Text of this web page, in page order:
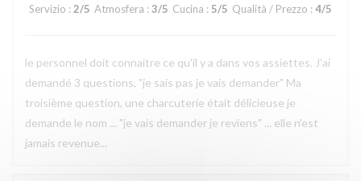
Servizio : 2/5 Atmosfera : 3/5 Cucina : 5/5 Qualità / Prezzo : 4/5
le personnel doit connaitre ce qu'il y a dans vos assiettes. J'ai
demandé 3 questions, "je sais pas je vais demander" Ma
troisième question, une charcuterie était délicieuse je
demande le nom ... "je vais demander je reviens" ... elle n'est
jamais revenue...